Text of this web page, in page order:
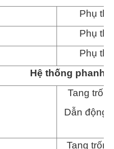
Phụ
Phụ
Phụ
Hệ thống phanh
Tang
Dẫn động
Tang